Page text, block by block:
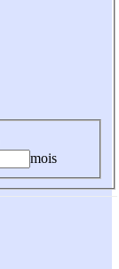
mois